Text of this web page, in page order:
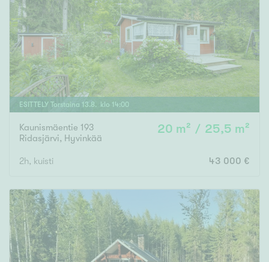
Tyydyttävä
Välttävä
Ominaisuudet
Hissi
Järvi- tai merinäköala
Maalämpö
Parveke
Senioriasunto
ESITTELY Torstaina 13. 8. klo 14:00
Kaunismäentie 193
Ridasjärvi, Hyvinkää
20 m² / 25,5 m²
2h, kuisti 43 000 €